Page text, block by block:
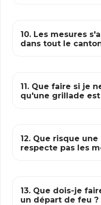
10. Les mesures
dans tout le
11. Que faire si je
qu'une grillade
12. Que risque
respecte pas les
13. Que dois-je
un départ de feu ?